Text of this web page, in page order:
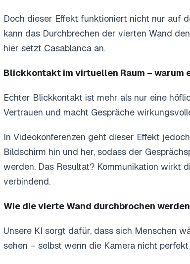
Doch dieser Effekt funktioniert nicht nur auf
kann das Durchbrechen der vierten Wand
hier setzt Casablanca an.
Blickkontakt im virtuellen Raum – warum
Echter Blickkontakt ist mehr als nur eine
Vertrauen und macht Gespräche
In Videokonferenzen geht dieser Effekt
Bildschirm hin und her, sodass der
werden. Das Resultat? Kommunikation
verbindend.
Wie die vierte Wand durchbrochen
Unsere KI sorgt dafür, dass sich Menschen
sehen – selbst wenn die Kamera nicht